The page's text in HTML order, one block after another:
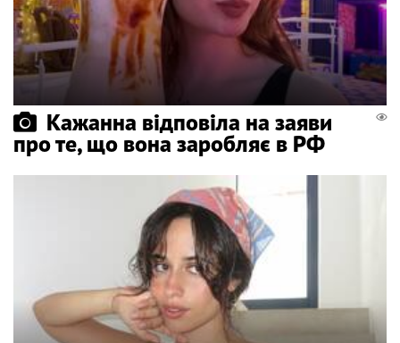
Кажанна відповіла на заяви
про те, що вона заробляє в РФ